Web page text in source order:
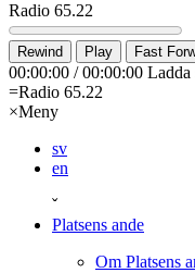
Radio 65.22
Rewind Play Fast
00:00:00 /00:00:00 Ladda
=Radio 65.22
×Meny
sv
en
ˇ
Platsens ande
Om Platsens